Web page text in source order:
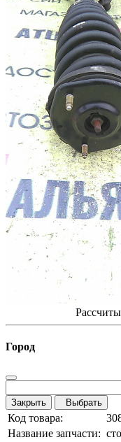
Город
Закрыть Выбрать
Код товара:
Название запчасти: